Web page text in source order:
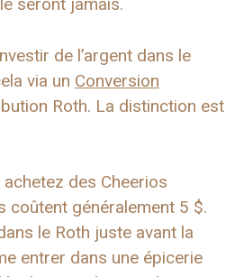
seront jamais.
de l’argent dans le
via un Conversion
Roth. La distinction est
des Cheerios
coûtent généralement 5 $.
le Roth juste avant la
entrer dans une épicerie